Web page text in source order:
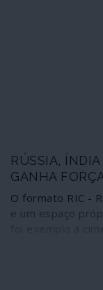
RÚSSIA,
GANHA
O formato RIC -
e um espaço